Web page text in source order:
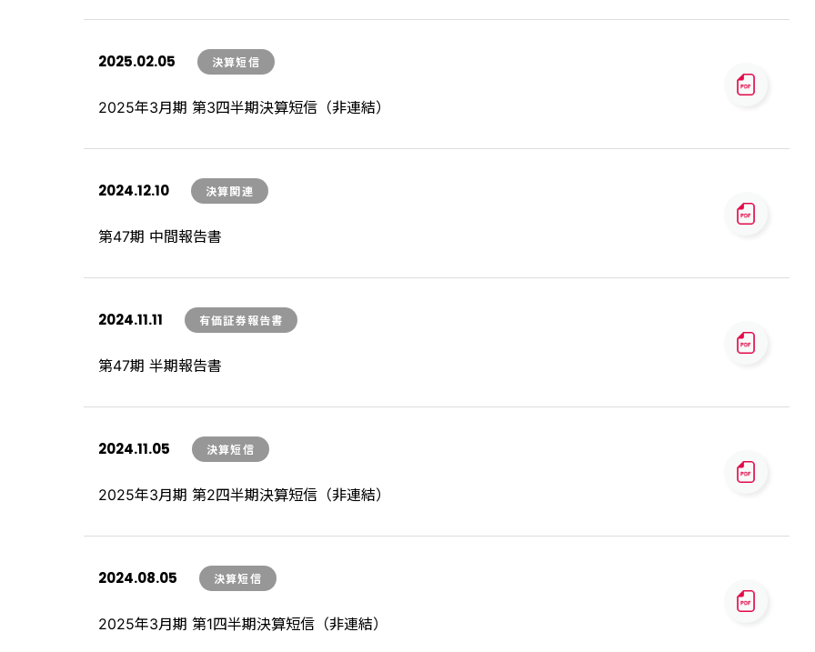
2025.02.05 決算短信
2025年3月期 第3四半期決算短信（非連結）
2024.12.10 決算関連
第47期 中間報告書
2024.11.11 有価証券報告書
第47期 半期報告書
2024.11.05 決算短信
2025年3月期 第2四半期決算短信（非連結）
2024.08.05 決算短信
2025年3月期 第1四半期決算短信（非連結）